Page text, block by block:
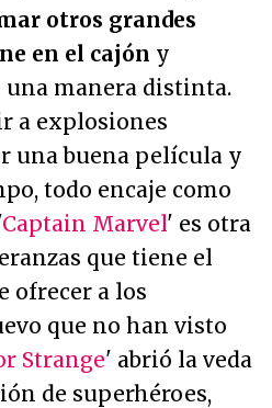
otros grandes
en el cajón y
una manera distinta.
a explosiones
una buena película y
todo encaje como
Captain Marvel' es otra
que tiene el
ofrecer a los
que no han visto
Strange' abrió la veda
de superhéroes,